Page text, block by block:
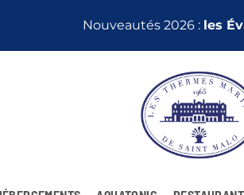
Nouveautés 2026 : les